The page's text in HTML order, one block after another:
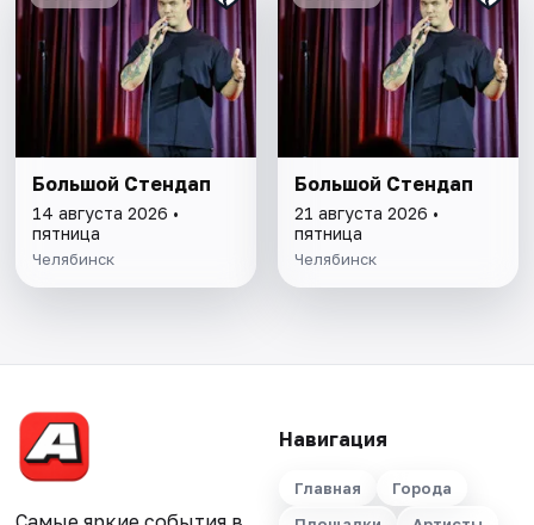
Большой Стендап
14 августа 2026 •
пятница
Челябинск
Большой Стендап
21 августа 2026 •
пятница
Челябинск
Навигация
Главная
Города